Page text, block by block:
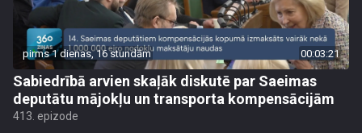
pirms 1 dienas, 16 stundām 00:03:21
Sabiedrībā arvien skaļāk diskutē par Saeimas
deputātu mājokļu un transporta kompensācijām
413. epizode